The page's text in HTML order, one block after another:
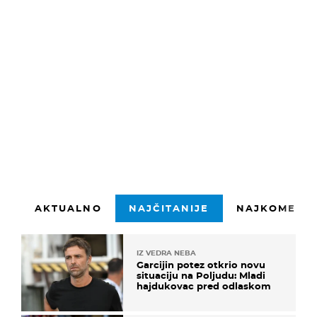
AKTUALNO NAJČITANIJE
IZ VEDRA NEBA
Garcijin potez otkrio novu
situaciju na Poljudu: Mladi
hajdukovac pred odlaskom